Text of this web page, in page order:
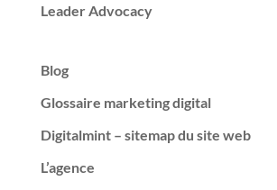
Leader Advocacy
Blog
Glossaire marketing digital
Digitalmint – sitemap du site web
L’agence